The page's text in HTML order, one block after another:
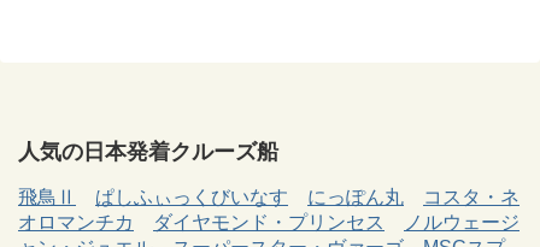
人気の日本発着クルーズ船
飛鳥Ⅱ ぱしふぃっくびいなす にっぽん丸
コスタ・ネ
オロマンチカ
ダイヤモンド・プリンセス
ノルウェージ